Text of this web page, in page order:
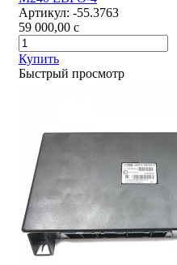
Артикул: -55.3763
59 000,00 c
Купить
Быстрый просмотр